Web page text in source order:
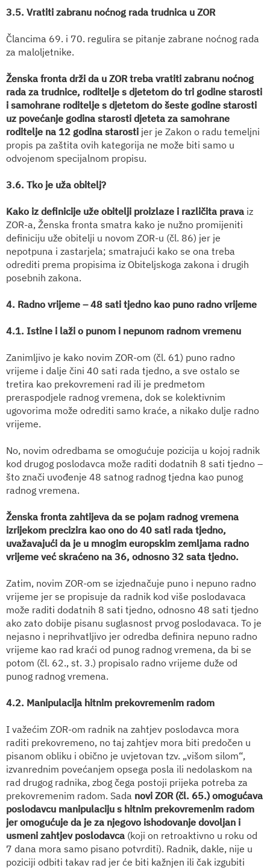
3.5. Vratiti zabranu noćnog rada trudnica u ZOR
Člancima 69. i 70. regulira se pitanje zabrane noćnog rada
za maloljetnike.
Ženska fronta drži da u ZOR treba vratiti zabranu noćnog
rada za trudnice, roditelje s djetetom do tri godine starosti
i samohrane roditelje s djetetom do šeste godine starosti
uz povećanje godina starosti djeteta za samohrane
roditelje na 12 godina starosti jer je Zakon o radu temeljni
propis pa zaštita ovih kategorija ne može biti samo u
odvojenom specijalnom propisu.
3.6. Tko je uža obitelj?
Kako iz definicije uže obitelji proizlaze i različita prava iz
ZOR-a, Ženska fronta smatra kako je nužno promijeniti
definiciju uže obitelji u novom ZOR-u (čl. 86) jer je
nepotpuna i zastarjela; smatrajući kako se ona treba
odrediti prema propisima iz Obiteljskoga zakona i drugih
posebnih zakona.
4. Radno vrijeme – 48 sati tjedno kao puno radno vrijeme
4.1. Istine i laži o punom i nepunom radnom vremenu
Zanimljivo je kako novim ZOR-om (čl. 61) puno radno
vrijeme i dalje čini 40 sati rada tjedno, a sve ostalo se
tretira kao prekovremeni rad ili je predmetom
preraspodjele radnog vremena, dok se kolektivnim
ugovorima može odrediti samo kraće, a nikako dulje radno
vrijeme.
No, novim odredbama se omogućuje pozicija u kojoj radnik
kod drugog poslodavca može raditi dodatnih 8 sati tjedno –
što znači uvođenje 48 satnog radnog tjedna kao punog
radnog vremena.
Ženska fronta zahtijeva da se pojam radnog vremena
izrijekom precizira kao ono do 40 sati rada tjedno,
uvažavajući da je u mnogim europskim zemljama radno
vrijeme već skraćeno na 36, odnosno 32 sata tjedno.
Zatim, novim ZOR-om se izjednačuje puno i nepuno radno
vrijeme jer se propisuje da radnik kod više poslodavaca
može raditi dodatnih 8 sati tjedno, odnosno 48 sati tjedno
ako zato dobije pisanu suglasnost prvog poslodavaca. To je
nejasno i neprihvatljivo jer odredba definira nepuno radno
vrijeme kao rad kraći od punog radnog vremena, da bi se
potom (čl. 62., st. 3.) propisalo radno vrijeme duže od
punog radnog vremena.
4.2. Manipulacija hitnim prekovremenim radom
I važećim ZOR-om radnik na zahtjev poslodavca mora
raditi prekovremeno, no taj zahtjev mora biti predočen u
pisanom obliku i obično je uvjetovan tzv. „višom silom“,
izvanrednim povećanjem opsega posla ili nedolaskom na
rad drugog radnika, zbog čega postoji prijeka potreba za
prekovremenim radom. Sada novi ZOR (čl. 65.) omogućava
poslodavcu manipulaciju s hitnim prekovremenim radom
jer omogućuje da je za njegovo ishodovanje dovoljan i
usmeni zahtjev poslodavca (koji on retroaktivno u roku od
7 dana mora samo pisano potvrditi). Radnik, dakle, nije u
poziciji odbiti takav rad jer će biti kažnjen ili čak izgubiti